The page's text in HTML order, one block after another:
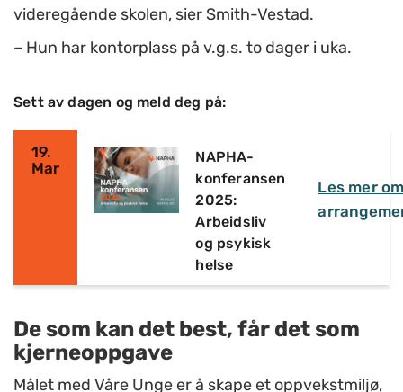
videregående skolen, sier Smith-Vestad.
– Hun har kontorplass på v.g.s. to dager i uka.
Sett av dagen og meld deg på:
19.
Mar
NAPHA-
konferansen
2025:
Arbeidsliv
og psykisk
helse
Les mer
De som kan det best, får det som
kjerneoppgave
Målet med Våre Unge er å skape et oppvekstmiljø,